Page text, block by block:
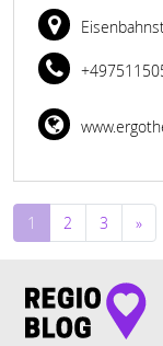
1 2 3 »